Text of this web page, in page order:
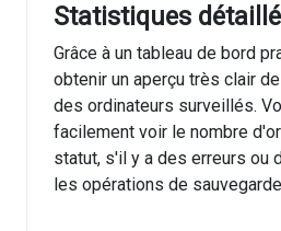
Statistiques
Grâce à un tableau de bord
obtenir un aperçu très clair
des ordinateurs surveillés.
facilement voir le nombre
statut, s'il y a des erreurs ou
les opérations de